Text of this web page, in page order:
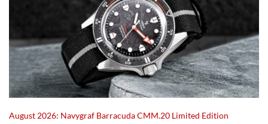
August 2026: Navygraf Barracuda CMM.20 Limited Edition